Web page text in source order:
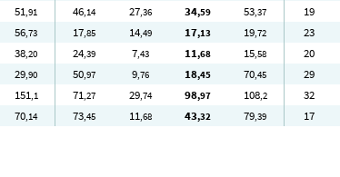
51,91 46,14 27,36 34,59 53,37 19
56,73 17,85 14,49 17,13 19,72 23
38,20 24,39 7,43 11,68 15,58 20
29,90 50,97 9,76 18,45 70,45 29
151,1 71,27 29,74 98,97 108,2 32
70,14 73,45 11,68 43,32 79,39 17